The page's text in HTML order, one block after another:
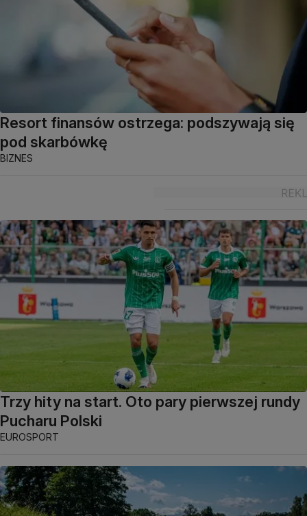
Resort finansów ostrzega: podszywają się
pod skarbówkę
BIZNES
Trzy hity na start. Oto pary pierwszej rundy
Pucharu Polski
EUROSPORT